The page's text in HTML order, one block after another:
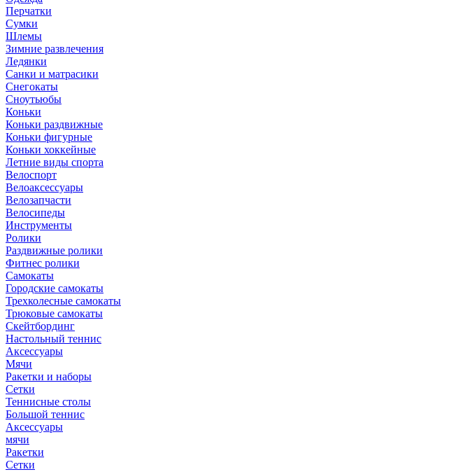
Перчатки
Сумки
Шлемы
Зимние развлечения
Ледянки
Санки и матрасики
Снегокаты
Сноутьюбы
Коньки
Коньки раздвижные
Коньки фигурные
Коньки хоккейные
Летние виды спорта
Велоспорт
Велоаксессуары
Велозапчасти
Велосипеды
Инструменты
Ролики
Раздвижные ролики
Фитнес ролики
Самокаты
Городские самокаты
Трехколесные самокаты
Трюковые самокаты
Скейтбординг
Настольный теннис
Аксессуары
Мячи
Ракетки и наборы
Сетки
Теннисные столы
Большой теннис
Аксессуары
мячи
Ракетки
Сетки